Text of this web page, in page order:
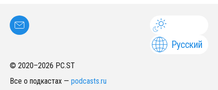
Русский
© 2020–2026 PC.ST
Все о подкастах — podcasts.ru